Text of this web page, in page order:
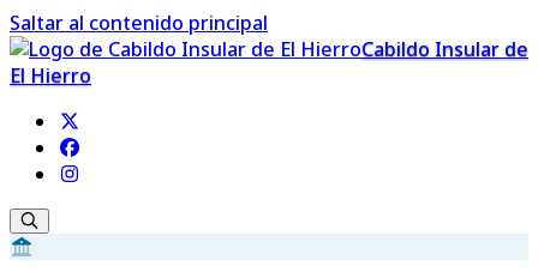
Saltar al contenido principal
Cabildo Insular de
El Hierro